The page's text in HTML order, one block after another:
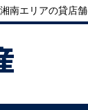
南エリアの貸店